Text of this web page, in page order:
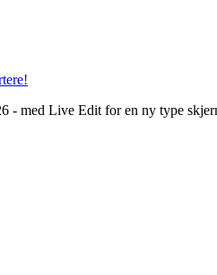
- med Live Edit for en ny type